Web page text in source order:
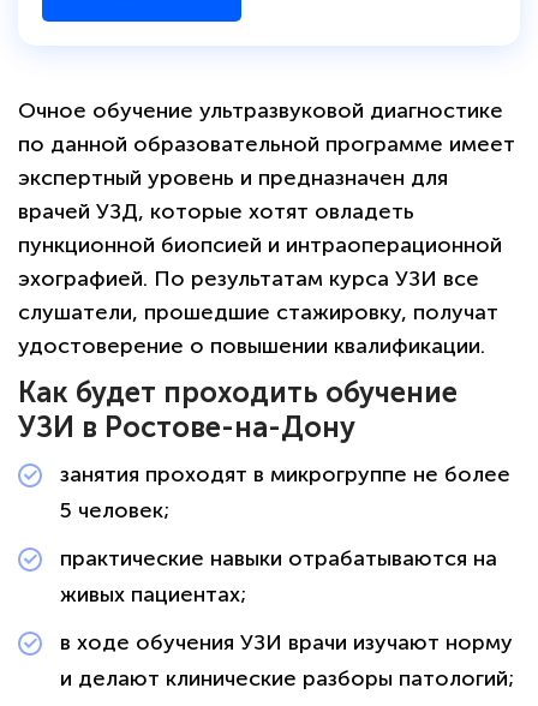
Очное обучение ультразвуковой диагностике
по данной образовательной программе имеет
экспертный уровень и предназначен для
врачей УЗД, которые хотят овладеть
пункционной биопсией и интраоперационной
эхографией. По результатам курса УЗИ все
слушатели, прошедшие стажировку, получат
удостоверение о повышении квалификации.
Как будет проходить обучение
УЗИ в Ростове-на-Дону
занятия проходят в микрогруппе не более
5 человек;
практические навыки отрабатываются на
живых пациентах;
в ходе обучения УЗИ врачи изучают норму
и делают клинические разборы патологий;